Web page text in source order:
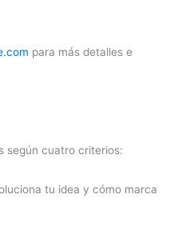
para más detalles e
según cuatro criterios:
tu idea y cómo marca